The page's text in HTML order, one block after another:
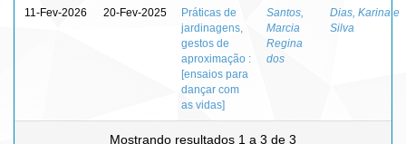
11-Fev-2026 20-Fev-2025
Práticas de
jardinagens,
gestos de
aproximação :
[ensaios para
dançar com
as vidas]
Santos,
Marcia
Regina
dos
Dias, Karina e
Silva
Mostrando resultados 1 a 3 de 3